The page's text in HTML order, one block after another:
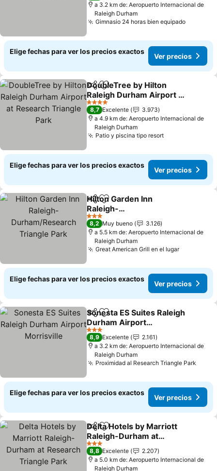
a 3.2 km de: Aeropuerto Internacional de
Raleigh Durham
Gimnasio 24 horas bien equipadoVer
Elige fechas para ver los precios exactos
Ver precios
CompartirAgregar a favoritos
DoubleTree by Hilton
Raleigh Durham Airport at
Research Triangle Park
Ver precios
4 Estrellas
8,7 Excelente
3.973
a 4.9 km de: Aeropuerto Internacional de
Raleigh Durham
Patio y piscina tipo resortVer precios
Elige fechas para ver los precios exactos
Ver precios
CompartirAgregar a favoritos
Hilton Garden Inn
Raleigh-
Durham/Research
Triangle Park
Ver precios
3 Estrellas
8,2 Muy bueno
3.126
a 5.5 km de: Aeropuerto Internacional de
Raleigh Durham
Great American Grill en el lugarVer
Elige fechas para ver los precios exactos
Ver precios
CompartirAgregar a favoritos
Sonesta ES Suites Raleigh
Durham Airport
Morrisville
Ver precios
3 Estrellas
8,9 Excelente
2.161
a 3.2 km de: Aeropuerto Internacional de
Raleigh Durham
Proximidad al Research Triangle Park
Elige fechas para ver los precios exactos
Ver precios
CompartirAgregar a favoritos
Delta Hotels by Marriott
Raleigh-Durham at
Research Triangle Park
Ver precios
3 Estrellas
8,8 Excelente
2.207
a 5.0 km de: Aeropuerto Internacional de
Raleigh Durham